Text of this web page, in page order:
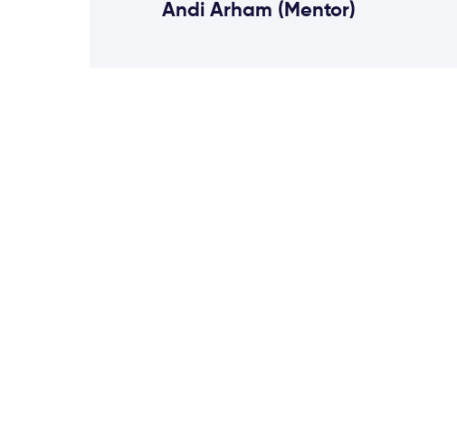
Andi Arham (Mentor)